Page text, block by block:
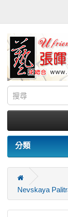
分類
Nevskaya